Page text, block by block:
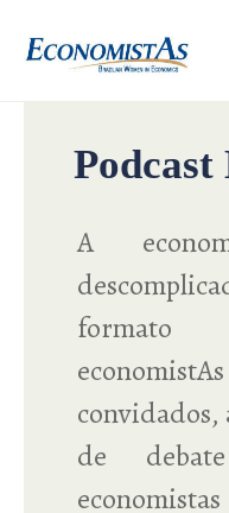
Podcast
A
formato
convidados,
de